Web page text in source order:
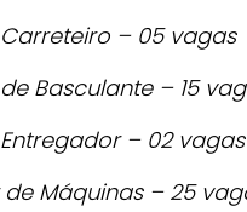
– 05 vagas
Basculante – 15
– 02 vagas
Máquinas – 25